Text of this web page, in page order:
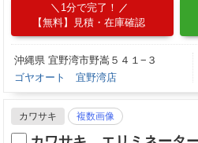
1分で完了！
【無料】見積・在庫確認
沖縄県 宜野湾市野嵩５４１−３
ゴヤオート 宜野湾店
カワサキ 複数画像